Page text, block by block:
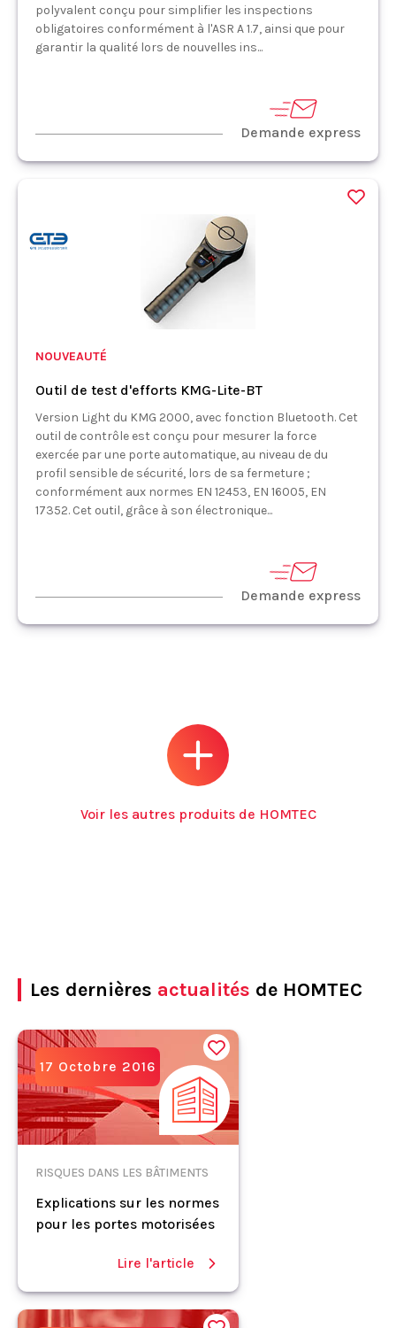
polyvalent conçu pour simplifier les inspections
obligatoires conformément à l'ASR A 1.7, ainsi que pour
garantir la qualité lors de nouvelles ins...
Demande express
NOUVEAUTÉ
Outil de test d'efforts KMG-Lite-BT
Version Light du KMG 2000, avec fonction Bluetooth. Cet
outil de contrôle est conçu pour mesurer la force
exercée par une porte automatique, au niveau de du
profil sensible de sécurité, lors de sa fermeture ;
conformément aux normes EN 12453, EN 16005, EN
17352. Cet outil, grâce à son électronique...
Demande express
Voir les autres produits de HOMTEC
Les dernières actualités de HOMTEC
17 Octobre 2016
RISQUES DANS LES BÂTIMENTS
Explications sur les normes
pour les portes motorisées
Lire l'article